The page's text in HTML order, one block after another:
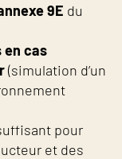
9E du
cas
(simulation d’un
pour
et des